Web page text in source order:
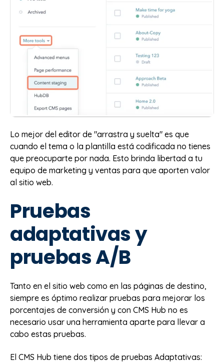
Lo mejor del editor de "arrastra y suelta" es que
cuando el tema o la plantilla está codificada no tienes
que preocuparte por nada. Esto brinda libertad a tu
equipo de marketing y ventas para que aporten valor
al sitio web.
Pruebas
adaptativas y
pruebas A/B
Tanto en el sitio web como en las páginas de destino,
siempre es óptimo realizar pruebas para mejorar los
porcentajes de conversión y con CMS Hub no es
necesario usar una herramienta aparte para llevar a
cabo estas pruebas.
El CMS Hub tiene dos tipos de pruebas Adaptativas: